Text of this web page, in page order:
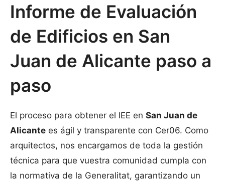
Informe de Evaluación
de Edificios en San
Juan de Alicante paso a
paso
El proceso para obtener el IEE en San Juan de
Alicante es ágil y transparente con Cer06. Como
arquitectos, nos encargamos de toda la gestión
técnica para que vuestra comunidad cumpla con
la normativa de la Generalitat, garantizando un